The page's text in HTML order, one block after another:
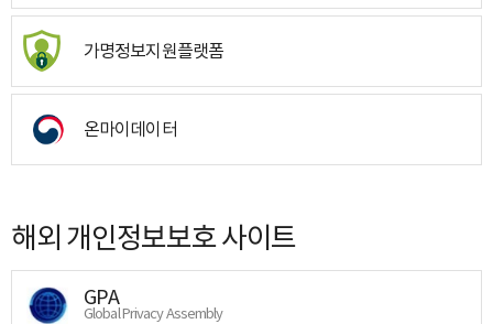
가명정보지원플랫폼
온마이데이터
해외 개인정보보호 사이트
GPA
Global Privacy Assembly